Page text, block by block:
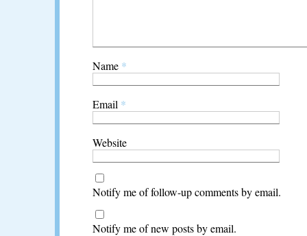
Name *
Email *
Website
Notify me of follow-up comments by email.
Notify me of new posts by email.